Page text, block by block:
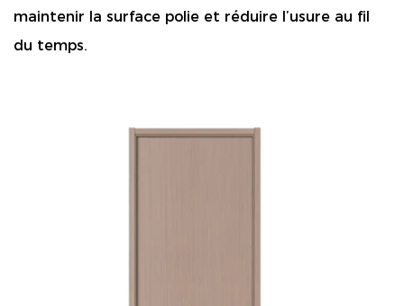
maintenir la surface polie et réduire l’usure au fil
du temps.